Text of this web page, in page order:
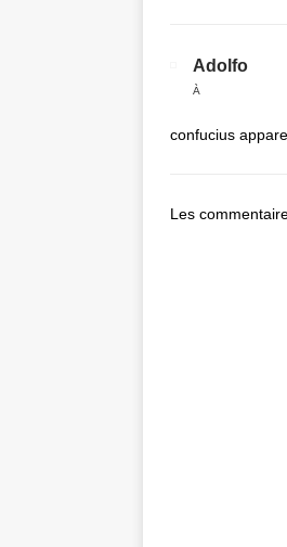
Adolfo
À
confucius
Les